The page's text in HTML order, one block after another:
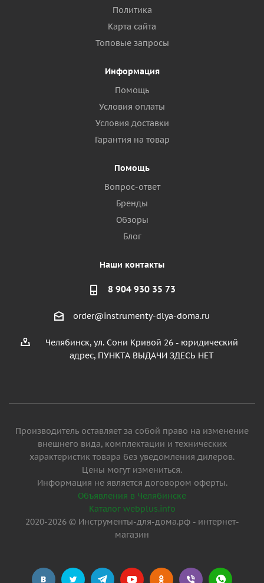
Политика
Карта сайта
Топовые запросы
Информация
Помощь
Условия оплаты
Условия доставки
Гарантия на товар
Помощь
Вопрос-ответ
Бренды
Обзоры
Блог
Наши контакты
8 904 930 35 73
order@instrumenty-dlya-doma.ru
Челябинск, ул. Сони Кривой 26 - юридический
адрес, ПУНКТА ВЫДАЧИ ЗДЕСЬ НЕТ
Производитель оставляет за собой право на изменение
внешнего вида, комплектации и технических
характеристик товара без уведомления дилеров.
Цены могут измениться.
Информация не является договором оферты.
Объявления в Челябинске
Каталог webplus.info
2020-2026 © Инструменты-для-дома.рф - интернет-
магазин